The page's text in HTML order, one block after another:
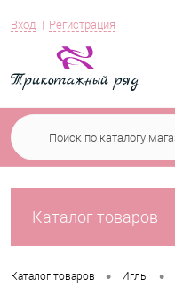
Вход Регистрация
Каталог товаров
Каталог товаров • Иглы •